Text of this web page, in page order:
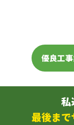
優良工
私
最後まで